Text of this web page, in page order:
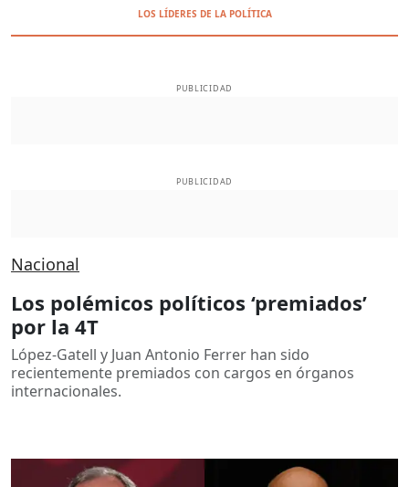
LOS LÍDERES DE LA POLÍTICA
PUBLICIDAD
PUBLICIDAD
Nacional
Los polémicos políticos ‘premiados’
por la 4T
López-Gatell y Juan Antonio Ferrer han sido
recientemente premiados con cargos en órganos
internacionales.